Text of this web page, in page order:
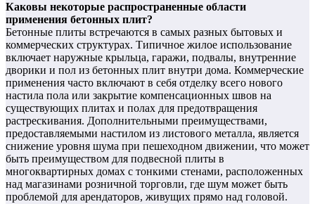
Каковы некоторые распространенные области
применения бетонных плит?
Бетонные плиты встречаются в самых разных бытовых и
коммерческих структурах. Типичное жилое использование
включает наружные крыльца, гаражи, подвалы, внутренние
дворики и пол из бетонных плит внутри дома. Коммерческие
применения часто включают в себя отделку всего нового
настила пола или закрытие компенсационных швов на
существующих плитах и ​​полах для предотвращения
растрескивания. Дополнительными преимуществами,
предоставляемыми настилом из листового металла, является
снижение уровня шума при пешеходном движении, что может
быть преимуществом для подвесной плиты в
многоквартирных домах с тонкими стенами, расположенных
над магазинами розничной торговли, где шум может быть
проблемой для арендаторов, живущих прямо над головой.